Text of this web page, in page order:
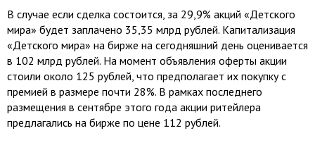
В случае если сделка состоится, за 29,9% акций «Детского
мира» будет заплачено 35,35 млрд рублей. Капитализация
«Детского мира» на бирже на сегодняшний день оценивается
в 102 млрд рублей. На момент объявления оферты акции
стоили около 125 рублей, что предполагает их покупку с
премией в размере почти 28%. В рамках последнего
размещения в сентябре этого года акции ритейлера
предлагались на бирже по цене 112 рублей.